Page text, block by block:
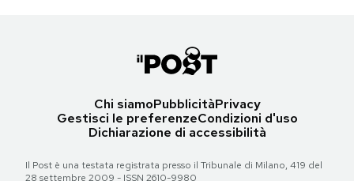
Chi siamoPubblicitàPrivacy
Gestisci le preferenzeCondizioni d'uso
Dichiarazione di accessibilità
Il Post è una testata registrata presso il Tribunale di Milano, 419 del
28 settembre 2009 - ISSN 2610-9980